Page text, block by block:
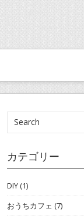
カテゴリー
DIY(1)
おうちカフェ (7)